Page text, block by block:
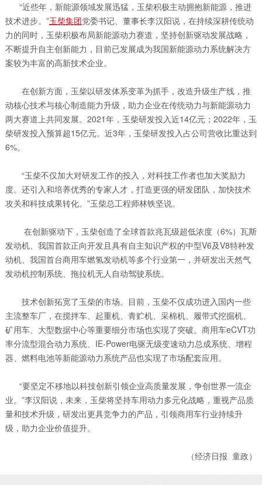
“近些年，新能源领域发展迅猛，玉柴积极主动拥抱新能源，推进
技术进步。”玉柴集团党委书记、董事长李汉阳说，在持续深耕传统动
力的同时，玉柴积极布局新能源动力赛道，坚持创新驱动发展战略，
不断提升自主创新能力，目前已发展成为我国新能源动力系统解决方
案较为丰富的高新技术企业。
在创新方面，玉柴以研发体系变革为抓手，改造升级生产线，推
动核心技术与核心制造能力升级，助力企业在传统动力与新能源动力
两大赛道上共同发展。2021年，玉柴研发投入近14亿元；2022年，玉
柴研发投入预算超15亿元。近3年，玉柴研发投入占公司营收比重达到
6%。
“玉柴不仅加大对研发工作的投入，对科技工作者也加大奖励力
度。还引入和培养优秀的专家人才，打造更强的研发团队，加快技术
攻关和科技成果转化。”玉柴总工程师林铁坚说。
在创新驱动下，玉柴创造了全球首款兆瓦级超低浓度（6%）瓦斯
发动机、我国首款正向开发且具有自主知识产权的中型V6及V8特种发
动机、我国首台商用车燃氢发动机等多个行业第一，并研发出天然气
发动机控制系统、拖拉机无人自动驾驶系统。
技术创新拓宽了玉柴的市场。目前，玉柴不仅成功进入国内一些
主流整车厂，在搅拌车、起重机、青贮机、采棉机、履带式挖掘机、
矿用车、大型数据中心等重要细分市场也实现了突破。商用车eCVT功
率分流型混合动力系统、IE-Power电驱无级变速动力总成系统、增程
器、燃料电池等新能源动力系统产品也实现了市场配套应用。
“要坚定不移地以科技创新引领企业高质量发展，争创世界一流企
业。”李汉阳说，未来，玉柴将坚持车用动力多元化战略，重视产品质
量和技术升级，研发出更具竞争力的产品，引领商用车行业持续升
级，助力企业价值提升。
（经济日报 童政）